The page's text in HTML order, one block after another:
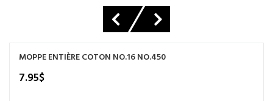
MOPPE ENTIÈRE COTON NO.16 NO.450
7.95$